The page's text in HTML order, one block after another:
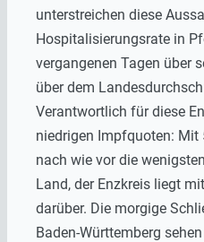
unterstreichen diese
Hospitalisierungsrate in
vergangenen Tagen über
über dem
Verantwortlich für diese
niedrigen Impfquoten: Mit
nach wie vor die
Land, der Enzkreis liegt
darüber. Die morgige
Baden-Württemberg